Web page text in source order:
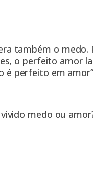
também o
o perfeito amor
é perfeito em
medo ou